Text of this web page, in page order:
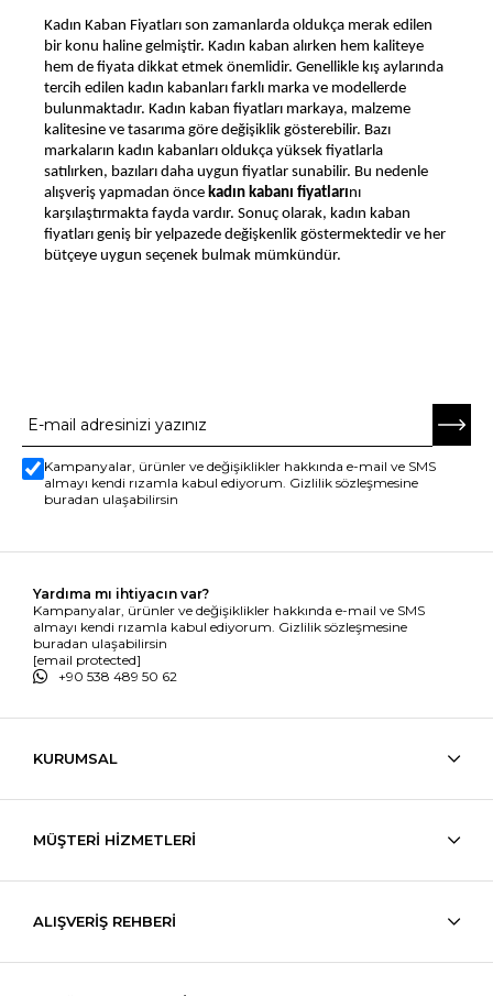
Kadın Kaban Fiyatları son zamanlarda oldukça merak edilen
bir konu haline gelmiştir. Kadın kaban alırken hem kaliteye
hem de fiyata dikkat etmek önemlidir. Genellikle kış aylarında
tercih edilen kadın kabanları farklı marka ve modellerde
bulunmaktadır. Kadın kaban fiyatları markaya, malzeme
kalitesine ve tasarıma göre değişiklik gösterebilir. Bazı
markaların kadın kabanları oldukça yüksek fiyatlarla
satılırken, bazıları daha uygun fiyatlar sunabilir. Bu nedenle
alışveriş yapmadan önce kadın kabanı fiyatlarını
karşılaştırmakta fayda vardır. Sonuç olarak, kadın kaban
fiyatları geniş bir yelpazede değişkenlik göstermektedir ve her
bütçeye uygun seçenek bulmak mümkündür.
Kampanyalar, ürünler ve değişiklikler hakkında e-mail ve SMS
almayı kendi rızamla kabul ediyorum. Gizlilik sözleşmesine
buradan ulaşabilirsin
Yardıma mı ihtiyacın var?
Kampanyalar, ürünler ve değişiklikler hakkında e-mail ve SMS
almayı kendi rızamla kabul ediyorum. Gizlilik sözleşmesine
buradan ulaşabilirsin
[email protected]
+90 538 489 50 62
KURUMSAL
MÜŞTERİ HİZMETLERİ
ALIŞVERİŞ REHBERİ